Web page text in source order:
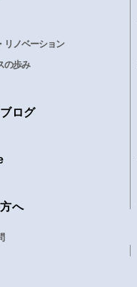
リノベーション
の歩み
ログ
へ